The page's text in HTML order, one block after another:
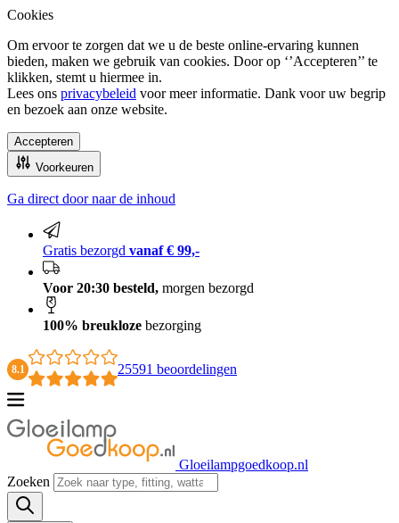
Cookies
Om ervoor te zorgen dat we u de beste online-ervaring kunnen
bieden, maken we gebruik van cookies. Door op ‘’Accepteren’’ te
klikken, stemt u hiermee in.
Lees ons privacybeleid voor meer informatie. Dank voor uw begrip
en bezoek aan onze website.
Accepteren
Voorkeuren
100% breukloze bezorging
Ga direct door naar de inhoud
Gratis bezorgd vanaf € 99,-
Voor 20:30 besteld, morgen bezorgd
100% breukloze bezorging
8.1 25591 beoordelingen
Gloeilampgoedkoop.nl
Zoeken